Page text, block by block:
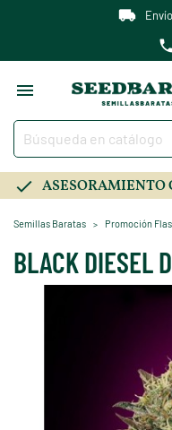

ASESORAMIENTO
Semillas Baratas Promoción
BLACK DIESEL